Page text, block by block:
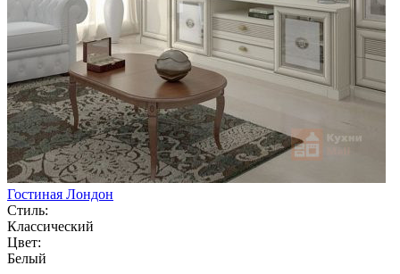
Гостиная Лондон
Стиль:
Классический
Цвет:
Белый